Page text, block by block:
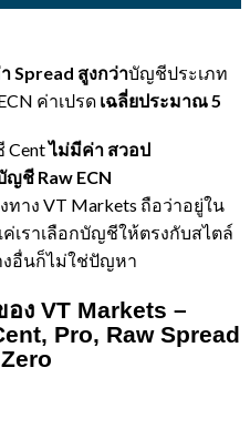
Spread สูงกว่าบัญชีประเภท
ค่าเปรด เฉลี่ยประมาณ 5
Centไม่มีค่า สวอป
ญชี Raw ECN
าง VT Markets ถือว่าอยู่ใน
เราเลือกบัญชีให้ตรงกับสไตล์
งอื่นก็ไม่ใช่ปัญหา
อง VT Markets –
Pro, Raw Spread
Zero